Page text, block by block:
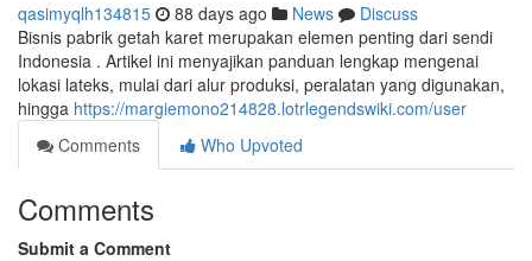
qasimyqlh134815 88 days ago News
Discuss
Bisnis pabrik getah karet merupakan elemen penting dari sendi
Indonesia . Artikel ini menyajikan panduan lengkap mengenai
lokasi lateks, mulai dari alur produksi, peralatan yang digunakan,
hingga https://margiemono214828.lotrlegendswiki.com/user
Comments
Who Upvoted
Comments
Submit a Comment